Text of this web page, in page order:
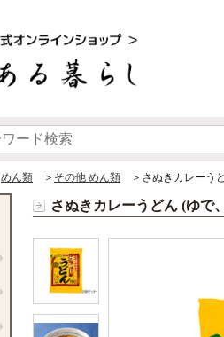
めん類 ＞ その他 めん類 ＞さぬきカレーう
さぬきカレーうどん (ゆ